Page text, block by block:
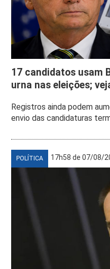
17 candidatos usam
urna nas eleições;
Registros ainda podem
envio das candidaturas
POLÍTICA 17h58 de 07/08/